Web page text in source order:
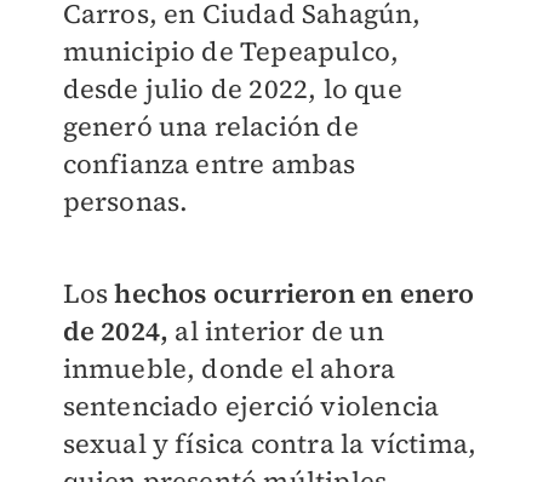
Carros, en Ciudad Sahagún,
municipio de Tepeapulco,
desde julio de 2022, lo que
generó una relación de
confianza entre ambas
personas.
Loshechos ocurrieron en enero
de 2024, al interior de un
inmueble, donde el ahora
sentenciado ejerció violencia
sexual y física contra la víctima,